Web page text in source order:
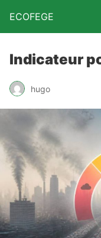
ECOFEGE
Indicateur
hugo